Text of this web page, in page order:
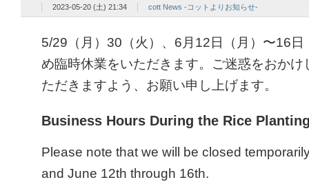
2023-05-20 (土) 21:34 cott News -コットよりお知らせ-
5/29（月）30（火）、6月12日（月）〜16日
め臨時休業をいただきます。ご迷惑をおかけ
ただきますよう、お願い申し上げます。
Business Hours During the Rice
Please note that we will be closed
and June 12th through 16th.